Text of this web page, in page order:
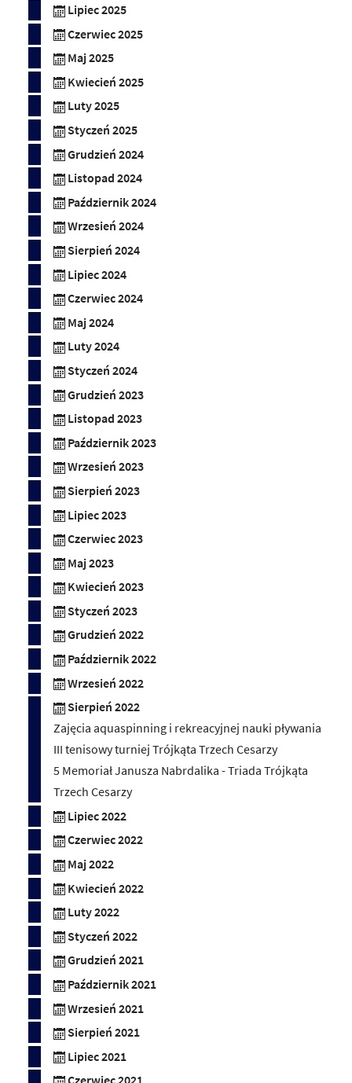
Lipiec 2025
Czerwiec 2025
Maj 2025
Kwiecień 2025
Luty 2025
Styczeń 2025
Grudzień 2024
Listopad 2024
Październik 2024
Wrzesień 2024
Sierpień 2024
Lipiec 2024
Czerwiec 2024
Maj 2024
Luty 2024
Styczeń 2024
Grudzień 2023
Listopad 2023
Październik 2023
Wrzesień 2023
Sierpień 2023
Lipiec 2023
Czerwiec 2023
Maj 2023
Kwiecień 2023
Styczeń 2023
Grudzień 2022
Październik 2022
Wrzesień 2022
Sierpień 2022
Zajęcia aquaspinning i rekreacyjnej nauki pływania
III tenisowy turniej Trójkąta Trzech Cesarzy
5 Memoriał Janusza Nabrdalika - Triada Trójkąta
Trzech Cesarzy
Lipiec 2022
Czerwiec 2022
Maj 2022
Kwiecień 2022
Luty 2022
Styczeń 2022
Grudzień 2021
Październik 2021
Wrzesień 2021
Sierpień 2021
Lipiec 2021